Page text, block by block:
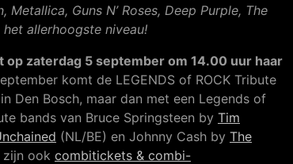
Guns N’ Roses, Deep Purple, The
allerhoogste niveau!
op zaterdag 5 september om 14.00 uur haar
komt de LEGENDS of ROCK Tribute
Den Bosch, maar dan met een Legends of
bands van Bruce Springsteen by Tim
(NL/BE) en Johnny Cash by The
zijn ook combitickets & combi-